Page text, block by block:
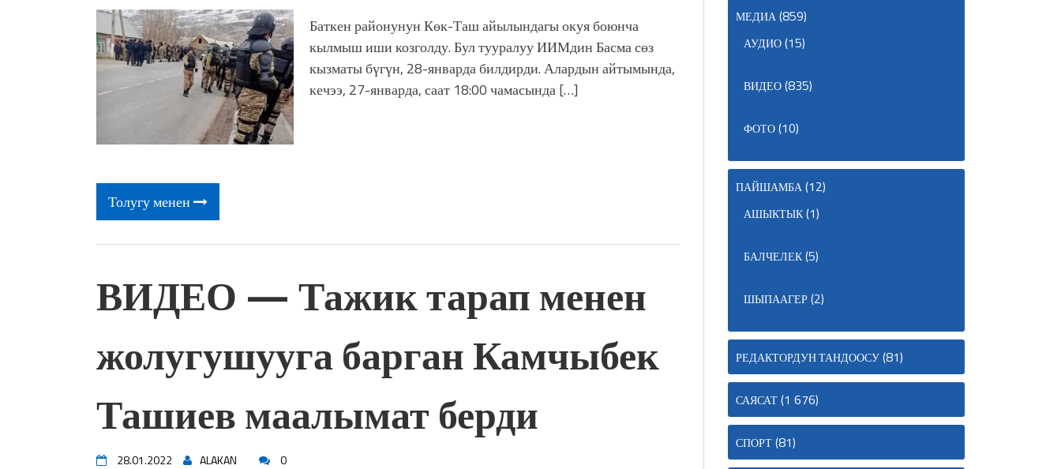
Баткен районунун Көк-Таш айылындагы окуя боюнча
кылмыш иши козголду. Бул тууралуу ИИМдин Басма сөз
кызматы бүгүн, 28-январда билдирди. Алардын айтымында,
кечээ, 27-январда, саат 18:00 чамасында […]
Толугу менен
ВИДЕО — Тажик тарап менен
жолугушууга барган Камчыбек
Ташиев маалымат берди
28.01.2022 ALAKAN 0
МЕДИА(859)
АУДИО(15)
ВИДЕО(835)
ФОТО(10)
ПАЙШАМБА(12)
АШЫКТЫК(1)
БАЛЧЕЛЕК(5)
ШЫПААГЕР(2)
РЕДАКТОРДУН ТАНДООСУ(81)
САЯСАТ(1 676)
СПОРТ(81)